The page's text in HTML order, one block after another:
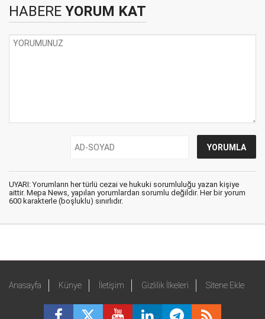
HABERE YORUM KAT
UYARI: Yorumların her türlü cezai ve hukuki sorumluluğu yazan kişiye
aittir. Mepa News, yapılan yorumlardan sorumlu değildir. Her bir yorum
600 karakterle (boşluklu) sınırlıdır.
Anasayfa Künye İletişim Gizlilik İlkeleri Sitene Ekle